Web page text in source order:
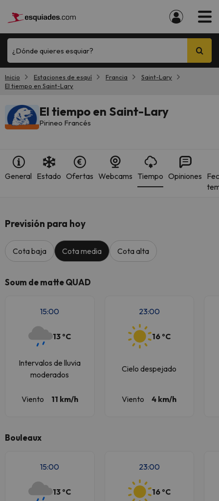
¿Dónde quieres esquiar?
Inicio Estaciones de esquí Francia
Saint-Lary
El tiempo en Saint-Lary
El tiempo en Saint-Lary
Pirineo Francés
General Estado Ofertas Webcams Tiempo Opiniones
Previsión para hoy
Cota baja Cota media Cota alta
Soum de matte QUAD
15:00
13 ºC
Intervalos de lluvia
moderados
Viento 11 km/h
23:00
16 ºC
Cielo despejado
Viento 4 km/h
Bouleaux
15:00
13 ºC
23:00
16 ºC